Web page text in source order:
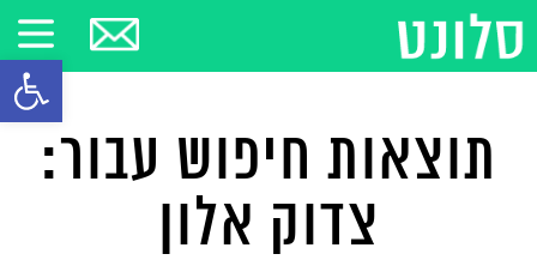
פתח
תוצאות חיפוש עבור:
צדוק אלון